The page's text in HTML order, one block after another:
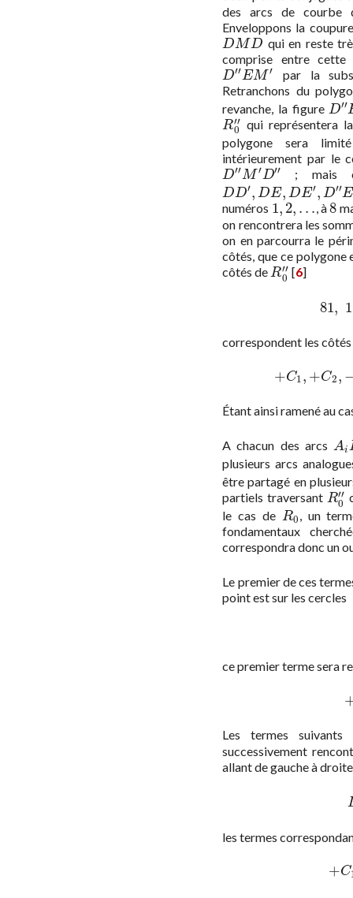
des arcs de courbe
Enveloppons la
DMD
DMD
qui en reste
comprise entre
D′′EM′
D″EM′
par la
Retranchons du
revanche, la figure D′′
D″E
R′′
0
R0″ qui représentera
polygone sera
intérieurement par le
D′′M ′D′′
D″M′D ″ ; mais
DD′, DE, DE′, D′′E
DD′,D E,DE′, D″E
numéros 1, 2, . . .
1,2,... , à8
8
on rencontrera les
on en parcourra le
côtés, que ce polygone
côtés deR′′
0
R0″ [6]
81,
correspondent les
+C1, +C2,
+C1,+ C
Étant ainsi ramené au
A chacun des arcs Ai
AiB
plusieurs arcs
être partagé en
partiels traversant R′′
0
R0″
le cas de R0
R0 , un
fondamentaux
correspondra donc un
Le premier de ces
point est sur les cercles
ce premier terme sera
Les termes
successivement
allant de gauche à droite
les termes
+C